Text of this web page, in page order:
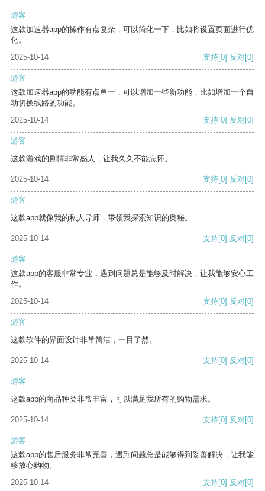
游客
这款加速器app的操作有点复杂，可以简化一下，比如将设置页面进行优
化。
2025-10-14
支持[0] 反对[0]
游客
这款加速器app的功能有点单一，可以增加一些新功能，比如增加一个自
动切换线路的功能。
2025-10-14
支持[0] 反对[0]
游客
这款游戏的剧情非常感人，让我久久不能忘怀。
2025-10-14 支持[0] 反对[0]
游客
这款app就像我的私人导师，带领我探索知识的奥秘。
2025-10-14 支持[0] 反对[0]
游客
这款app的客服非常专业，遇到问题总是能够及时解决，让我能够安心工
作。
2025-10-14
支持[0] 反对[0]
游客
这款软件的界面设计非常简洁，一目了然。
2025-10-14 支持[0] 反对[0]
游客
这款app的商品种类非常丰富，可以满足我所有的购物需求。
2025-10-14 支持[0] 反对[0]
游客
这款app的售后服务非常完善，遇到问题总是能够得到妥善解决，让我能
够放心购物。
2025-10-14
支持[0] 反对[0]